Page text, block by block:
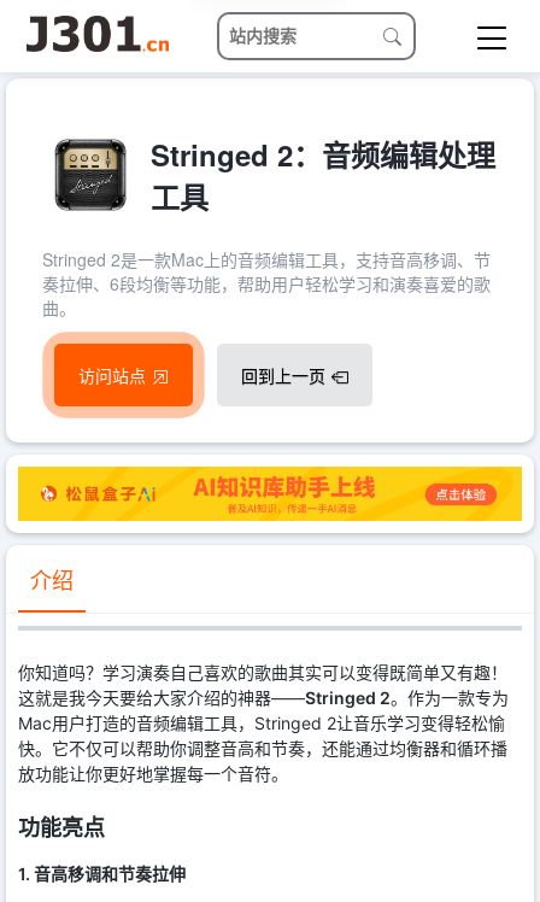
Stringed 2：音频编辑处理
工具
Stringed 2是一款Mac上的音频编辑工具，支持音高移调、节
奏拉伸、6段均衡等功能，帮助用户轻松学习和演奏喜爱的歌
曲。
访问站点 回到上一页
介绍
你知道吗？学习演奏自己喜欢的歌曲其实可以变得既简单又有趣！
这就是我今天要给大家介绍的神器——Stringed 2。作为一款专为
Mac用户打造的音频编辑工具，Stringed 2让音乐学习变得轻松愉
快。它不仅可以帮助你调整音高和节奏，还能通过均衡器和循环播
放功能让你更好地掌握每一个音符。
功能亮点
1. 音高移调和节奏拉伸